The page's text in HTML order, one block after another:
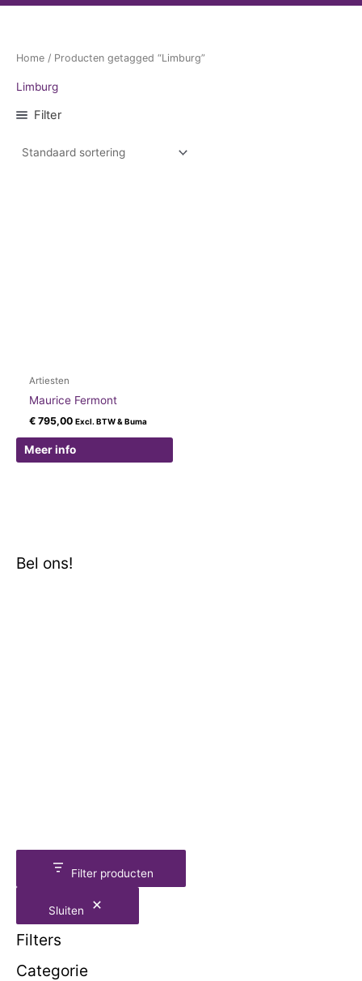
Home / Producten getagged “Limburg”
Limburg
Filter
Artiesten
Maurice Fermont
€ 795,00 Excl. BTW & Buma
Meer info
Bel ons!
Filter producten
Sluiten
Filters
Categorie